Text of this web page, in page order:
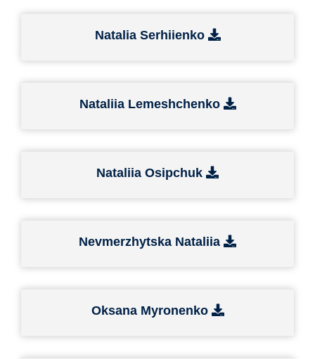
Natalia Serhiienko
Nataliia Lemeshchenko
Nataliia Osipchuk
Nevmerzhytska Nataliia
Oksana Myronenko